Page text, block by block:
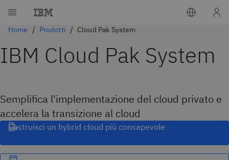
Home Prodotti Cloud Pak System
IBM Cloud Pak System
Semplifica l'implementazione del cloud privato e
accelera la transizione al cloud
Costruisci un hybrid cloud più consapevole